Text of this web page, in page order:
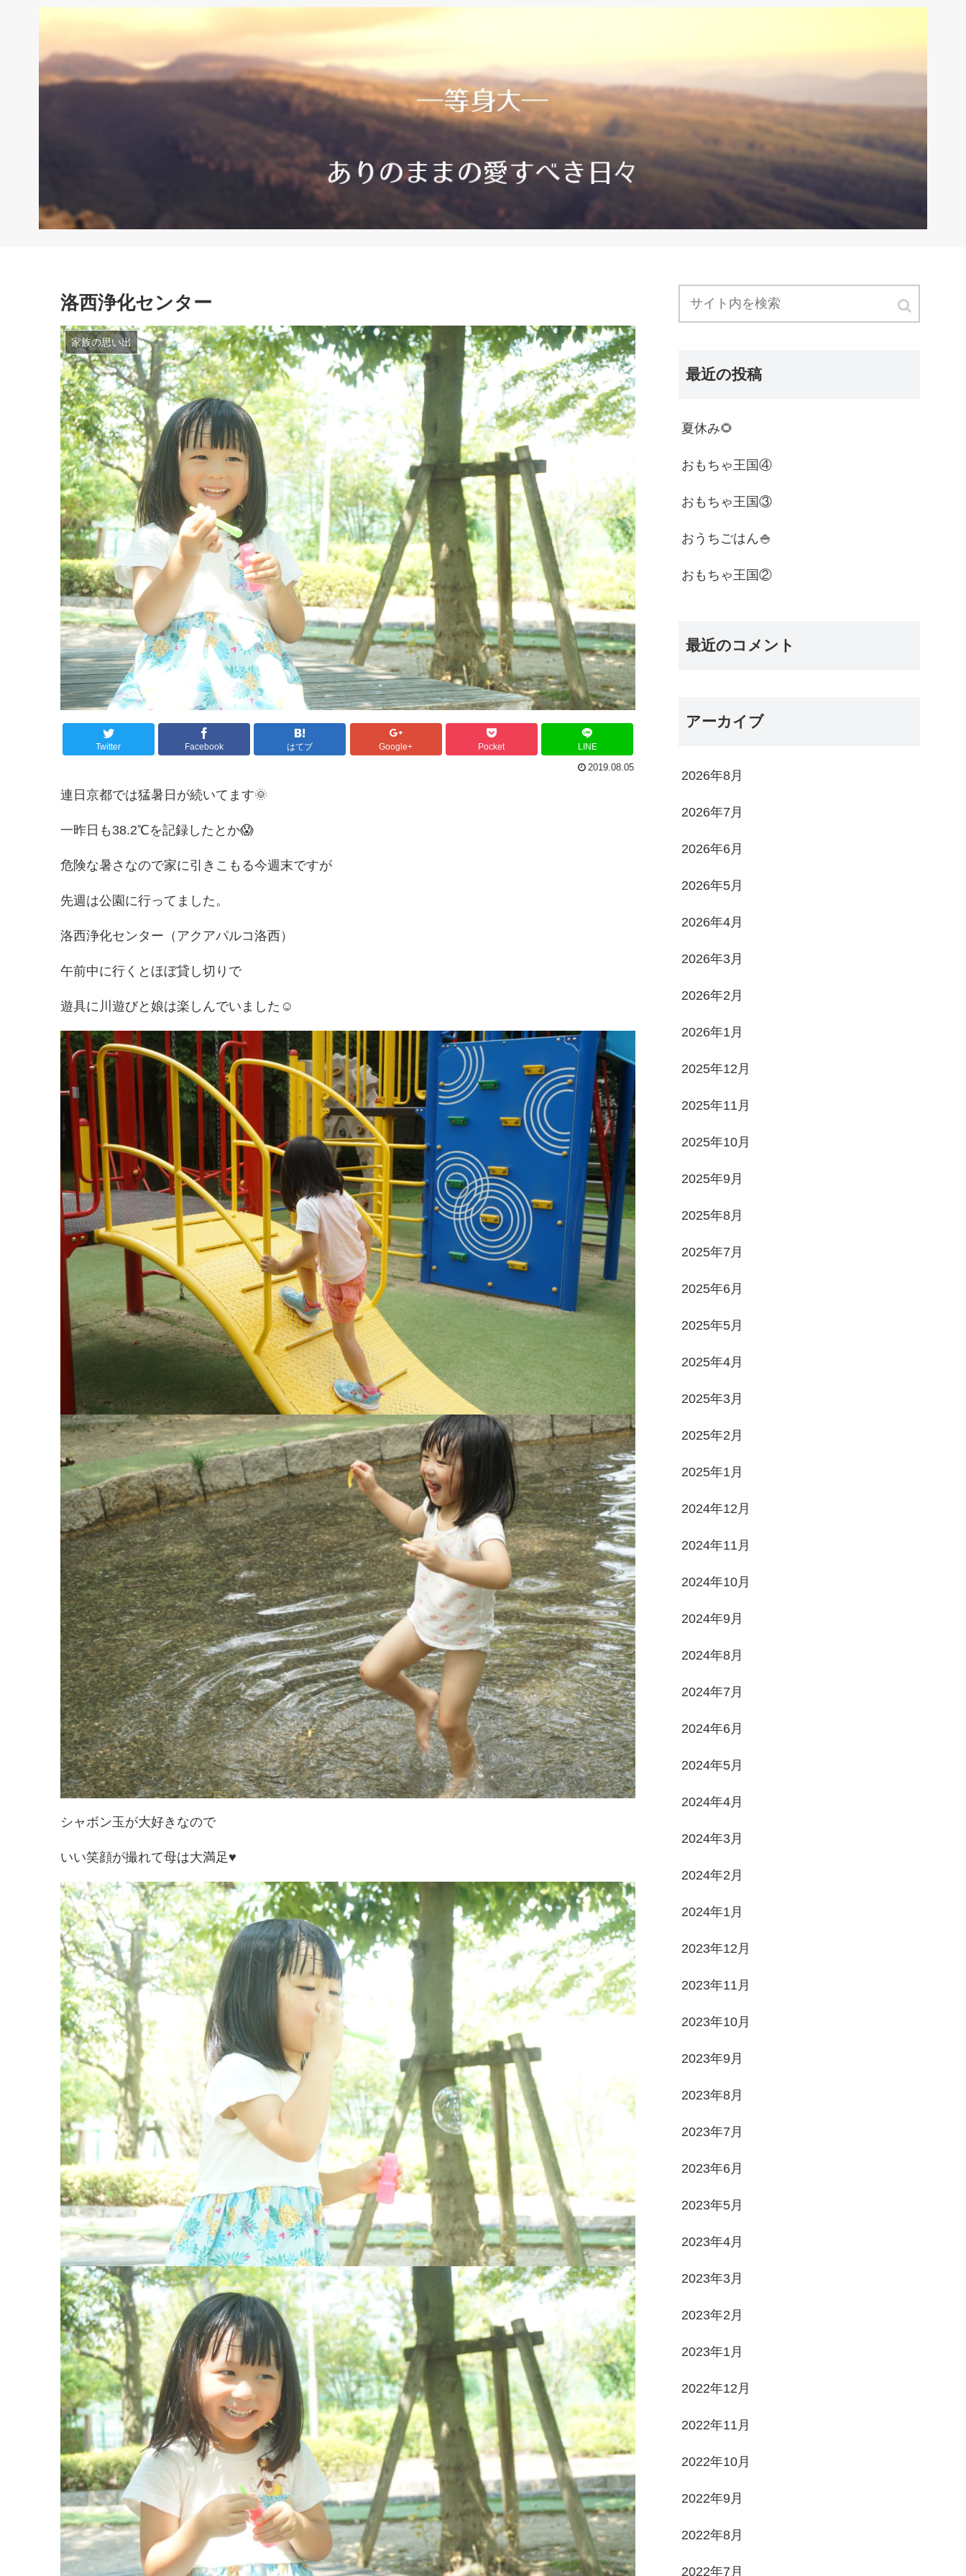
洛西浄化センター
家族の思い出
Twitter Facebook はてブ Google+ Pocket LINE
2019.08.05
連日京都では猛暑日が続いてます🌞
一昨日も38.2℃を記録したとか😱
危険な暑さなので家に引きこもる今週末ですが
先週は公園に行ってました。
洛西浄化センター（アクアパルコ洛西）
午前中に行くとほぼ貸し切りで
遊具に川遊びと娘は楽しんでいました☺
シャボン玉が大好きなので
いい笑顔が撮れて母は大満足♥️
最近の投稿
夏休み🌻
おもちゃ王国④
おもちゃ王国③
おうちごはん🍚
おもちゃ王国②
最近のコメント
アーカイブ
2026年8月
2026年7月
2026年6月
2026年5月
2026年4月
2026年3月
2026年2月
2026年1月
2025年12月
2025年11月
2025年10月
2025年9月
2025年8月
2025年7月
2025年6月
2025年5月
2025年4月
2025年3月
2025年2月
2025年1月
2024年12月
2024年11月
2024年10月
2024年9月
2024年8月
2024年7月
2024年6月
2024年5月
2024年4月
2024年3月
2024年2月
2024年1月
2023年12月
2023年11月
2023年10月
2023年9月
2023年8月
2023年7月
2023年6月
2023年5月
2023年4月
2023年3月
2023年2月
2023年1月
2022年12月
2022年11月
2022年10月
2022年9月
2022年8月
2022年7月